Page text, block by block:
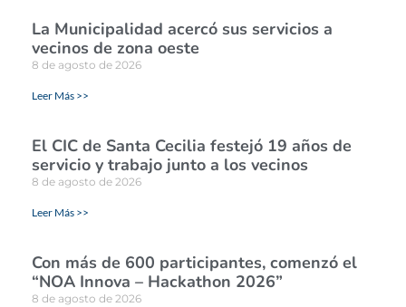
La Municipalidad acercó sus servicios a
vecinos de zona oeste
8 de agosto de 2026
Leer Más >>
El CIC de Santa Cecilia festejó 19 años de
servicio y trabajo junto a los vecinos
8 de agosto de 2026
Leer Más >>
Con más de 600 participantes, comenzó el
“NOA Innova – Hackathon 2026”
8 de agosto de 2026